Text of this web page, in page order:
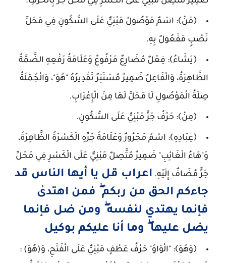
﴿مَنْ﴾: اسْمٌ مَوْصُولٌ مَبْنِيٌّ عَلَى السُّكُونِ فِي مَحَلِّ
نَصْبٍ مَفْعُولٌ بِهِ.
﴿يَشَاءُ﴾: فِعْلٌ مُضَارِعٌ مَرْفُوعٌ وَعَلَامَةُ رَفْعِهِ الضَّمَّةُ
الظَّاهِرَةُ، وَالْفَاعِلُ ضَمِيرٌ مُسْتَتِرٌ تَقْدِيرُهُ "هُوَ"، وَالْجُمْلَةُ
صِلَةُ الْمَوْصُولِ لَا مَحَلَّ لَهَا مِنَ الْإِعْرَابِ.
﴿مِنْ﴾: حَرْفُ جَرٍّ مَبْنِيٌّ عَلَى السُّكُونِ.
﴿عِبَادِهِ﴾: اسْمٌ مَجْرُورٌ وَعَلَامَةُ جَرِّهِ الْكَسْرَةُ الظَّاهِرَةُ،
وَ"هَاءُ الْغَائِبِ" ضَمِيرٌ مُتَّصِلٌ مَبْنِيٌّ عَلَى الْكَسْرِ فِي مَحَلِّ
جَرٍّ مُضَافٌ إِلَيْهِ. اعراب قل يا أيها الناس قد
جاءكم الحق من ربكم ۖ فمن اهتدىٰ
فإنما يهتدي لنفسه ۖ ومن ضل فإنما
يضل عليها ۖ وما أنا عليكم بوكيل
﴿وَهُوَ﴾: "الْوَاوُ" حَرْفُ عَطْفٍ مَبْنِيٌّ عَلَى الْفَتْحِ، وَ(هُوَ) :